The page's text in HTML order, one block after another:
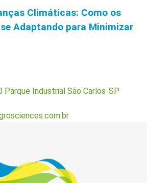
Climáticas: Como os
Adaptando para Minimizar
Parque Industrial São Carlos-SP